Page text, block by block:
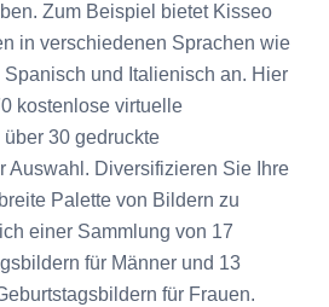
Zum Beispiel bietet Kisseo
in verschiedenen Sprachen wie
und Italienisch an. Hier
kostenlose virtuelle
30 gedruckte
Auswahl. Diversifizieren Sie Ihre
Palette von Bildern zu
einer Sammlung von 17
für Männer und 13
für Frauen.